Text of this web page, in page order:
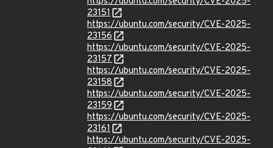
23151
https://ubuntu.com/security/CVE-2025-
23156
https://ubuntu.com/security/CVE-2025-
23157
https://ubuntu.com/security/CVE-2025-
23158
https://ubuntu.com/security/CVE-2025-
23159
https://ubuntu.com/security/CVE-2025-
23161
https://ubuntu.com/security/CVE-2025-